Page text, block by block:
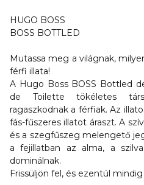
HUGO BOSS
BOSS BOTTLED
Mutassa meg a világnak,
férfi illata!
A Hugo Boss BOSS Bottled
de Toilette tökéletes
ragaszkodnak a férfiak. Az
fás-fűszeres illatot áraszt. A
és a szegfűszeg melengető
a fejillatban az alma, a
dominálnak.
Frissüljön fel, és ezentúl